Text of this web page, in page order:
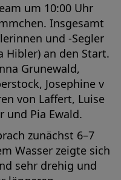
um 10:00 Uhr
Insgesamt
und -Segler
Hibler) an den Start.
Grunewald,
Josephine v
von Laffert, Luise
und Pia Ewald.
zunächst 6–7
Wasser zeigte sich
sehr drehig und